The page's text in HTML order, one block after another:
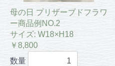
母の日 プリザーブドフラワ
ー商品例NO.2
サイズ: W18×H18
￥8,800
数量